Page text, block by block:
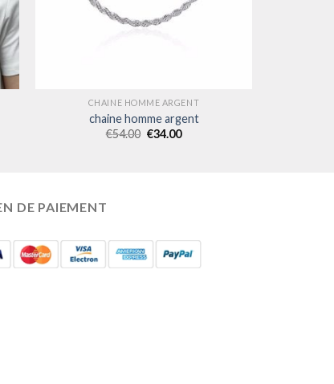
CHAINE HOMME ARGENT
chaine homme argent
€54.00 €34.00
DE PAIEMENT